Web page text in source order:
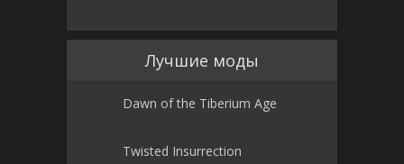
Лучшие моды
Dawn of the Tiberium Age
Twisted Insurrection